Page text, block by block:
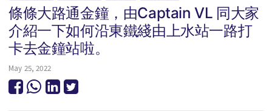
條條大路通金鐘，由Captain VL 同大家
介紹一下如何沿東鐵綫由上水站一路打
卡去金鐘站啦。
May 25, 2022